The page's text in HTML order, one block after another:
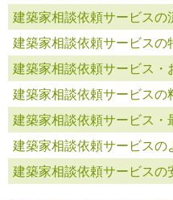
建築家相談依頼サービスの
建築家相談依頼サービスの
建築家相談依頼サービス・
建築家相談依頼サービスの
建築家相談依頼サービス・
建築家相談依頼サービスの
建築家相談依頼サービスの